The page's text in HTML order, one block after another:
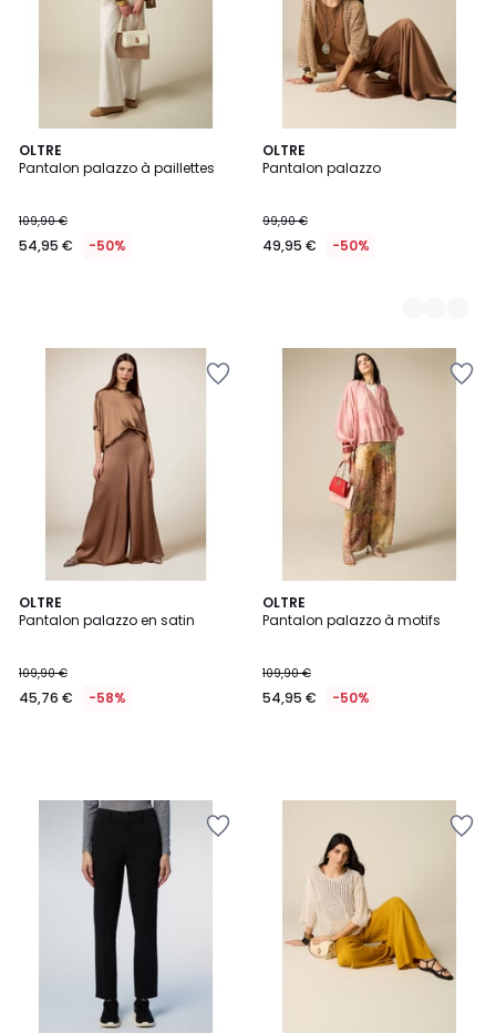
OLTRE
Pantalon palazzo à paillettes
109,90 €
54,95 € -50%
OLTRE
Pantalon palazzo
99,90 €
49,95 € -50%
2
Couleurs
OLTRE
Pantalon palazzo en satin
109,90 €
45,76 € -58%
OLTRE
Pantalon palazzo à motifs
109,90 €
54,95 € -50%